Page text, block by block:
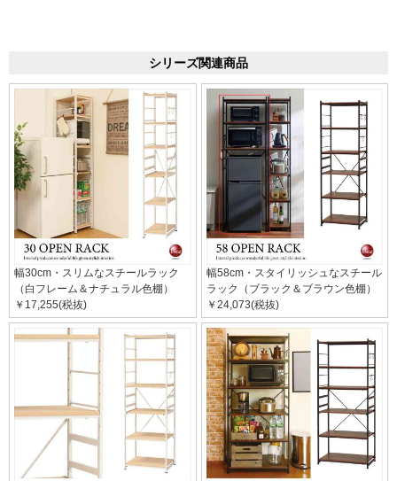
シリーズ関連商品
幅30cm・スリムなスチールラック
（白フレーム＆ナチュラル色棚）
￥17,255(税抜)
幅58cm・スタイリッシュなスチール
ラック（ブラック＆ブラウン色棚）
￥24,073(税抜)